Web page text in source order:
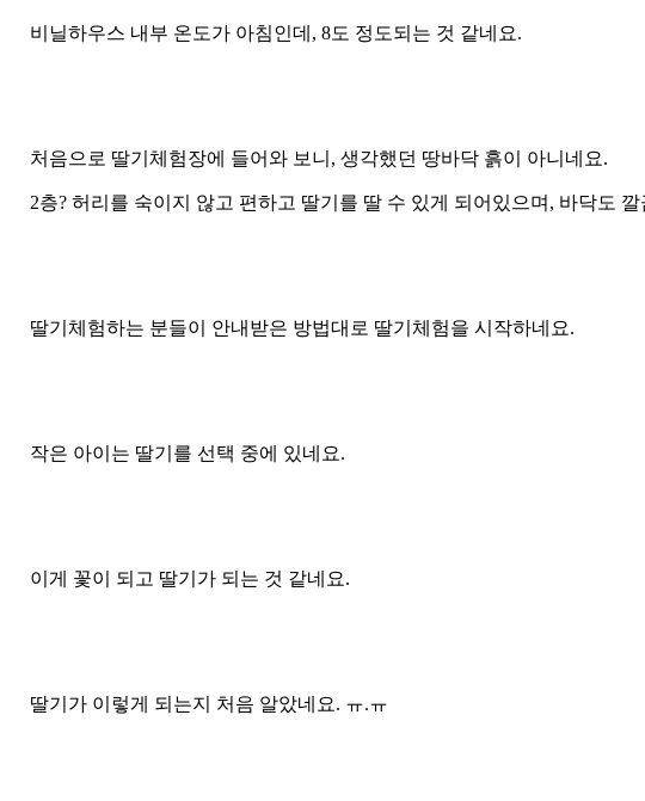
비닐하우스 내부 온도가 아침인데, 8도 정도되는 것 같네요.
처음으로 딸기체험장에 들어와 보니, 생각했던 땅바닥 흙이 아니네요.
2층? 허리를 숙이지 않고 편하고 딸기를 딸 수 있게 되어있으며, 바닥도 깔
딸기체험하는 분들이 안내받은 방법대로 딸기체험을 시작하네요.
작은 아이는 딸기를 선택 중에 있네요.
이게 꽃이 되고 딸기가 되는 것 같네요.
딸기가 이렇게 되는지 처음 알았네요. ㅠ.ㅠ